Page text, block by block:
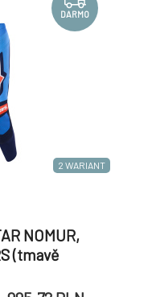
2 WARIANT
DARMO
NOMUR,
(tmavě